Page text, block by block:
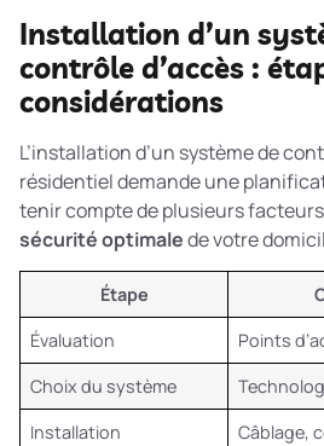
Installation d’un
contrôle d’accès :
considérations
L’installation d’un système de
résidentiel demande une
tenir compte de plusieurs
sécurité optimalede votre
Étape
Évaluation
Points
Choix du système
Installation
Câblage,